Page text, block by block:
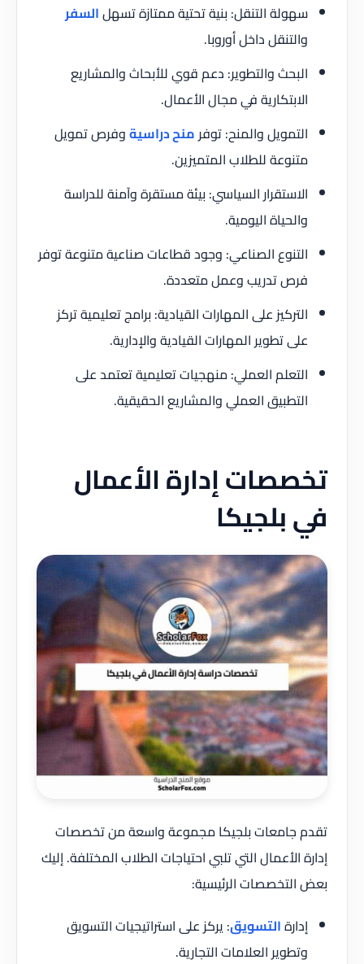
سهولة التنقل: بنية تحتية ممتازة تسهلالسفر
والتنقل داخل أوروبا.
البحث والتطوير: دعم قوي للأبحاث والمشاريع
الابتكارية في مجال الأعمال.
التمويل والمنح: توفرمنح دراسيةوفرص تمويل
متنوعة للطلاب المتميزين.
الاستقرار السياسي: بيئة مستقرة وآمنة للدراسة
والحياة اليومية.
التنوع الصناعي: وجود قطاعات صناعية متنوعة توفر
فرص تدريب وعمل متعددة.
التركيز على المهارات القيادية: برامج تعليمية تركز
على تطوير المهارات القيادية والإدارية.
التعلم العملي: منهجيات تعليمية تعتمد على
التطبيق العملي والمشاريع الحقيقية.
تخصصات إدارة الأعمال
في بلجيكا
تقدم جامعات بلجيكا مجموعة واسعة من تخصصات
إدارة الأعمال التي تلبي احتياجات الطلاب المختلفة. إليك
بعض التخصصات الرئيسية:
إدارةالتسويق: يركز على استراتيجيات التسويق
وتطوير العلامات التجارية.